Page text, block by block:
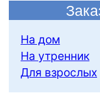
На дом
На утренник
Для взрослых